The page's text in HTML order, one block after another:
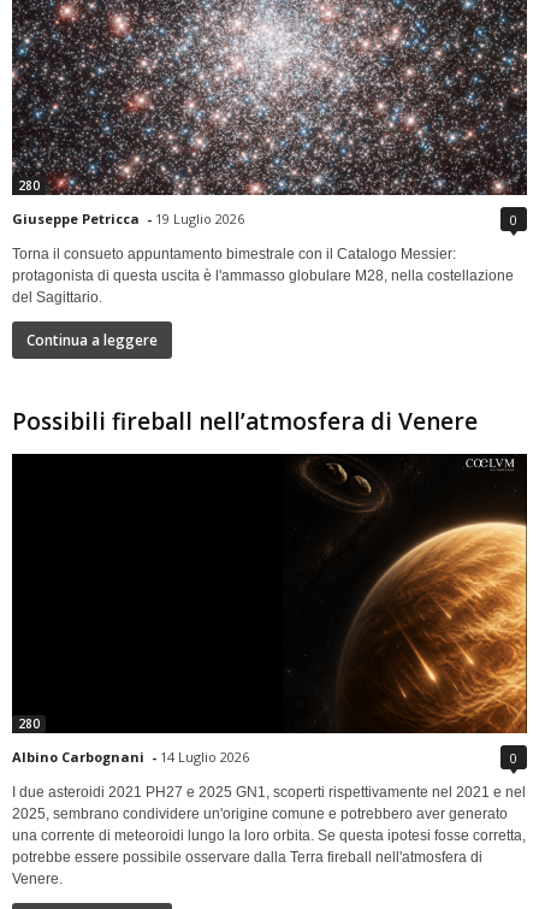
280
Giuseppe Petricca - 19 Luglio 2026 0
Torna il consueto appuntamento bimestrale con il Catalogo Messier:
protagonista di questa uscita è l'ammasso globulare M28, nella costellazione
del Sagittario.
Continua a leggere
Possibili fireball nell’atmosfera di Venere
280
Albino Carbognani - 14 Luglio 2026 0
I due asteroidi 2021 PH27 e 2025 GN1, scoperti rispettivamente nel 2021 e nel
2025, sembrano condividere un'origine comune e potrebbero aver generato
una corrente di meteoroidi lungo la loro orbita. Se questa ipotesi fosse corretta,
potrebbe essere possibile osservare dalla Terra fireball nell'atmosfera di
Venere.